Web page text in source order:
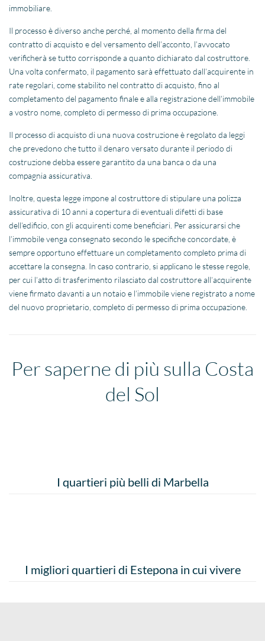
immobiliare.
Il processo è diverso anche perché, al momento della firma del
contratto di acquisto e del versamento dell’acconto, l’avvocato
verificherà se tutto corrisponde a quanto dichiarato dal costruttore.
Una volta confermato, il pagamento sarà effettuato dall’acquirente in
rate regolari, come stabilito nel contratto di acquisto, fino al
completamento del pagamento finale e alla registrazione dell’immobile
a vostro nome, completo di permesso di prima occupazione.
Il processo di acquisto di una nuova costruzione è regolato da leggi
che prevedono che tutto il denaro versato durante il periodo di
costruzione debba essere garantito da una banca o da una
compagnia assicurativa.
Inoltre, questa legge impone al costruttore di stipulare una polizza
assicurativa di 10 anni a copertura di eventuali difetti di base
dell’edificio, con gli acquirenti come beneficiari. Per assicurarsi che
l’immobile venga consegnato secondo le specifiche concordate, è
sempre opportuno effettuare un completamento completo prima di
accettare la consegna. In caso contrario, si applicano le stesse regole,
per cui l’atto di trasferimento rilasciato dal costruttore all’acquirente
viene firmato davanti a un notaio e l’immobile viene registrato a nome
del nuovo proprietario, completo di permesso di prima occupazione.
Per saperne di più sulla Costa
del Sol
I quartieri più belli di Marbella
I migliori quartieri di Estepona in cui vivere